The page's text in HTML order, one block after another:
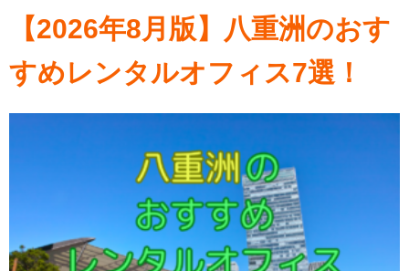
【2026年8月版】八重洲のおす
すめレンタルオフィス7選！